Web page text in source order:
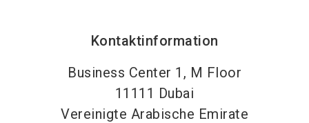
Kontaktinformation
Business Center 1, M Floor
11111 Dubai
Vereinigte Arabische Emirate